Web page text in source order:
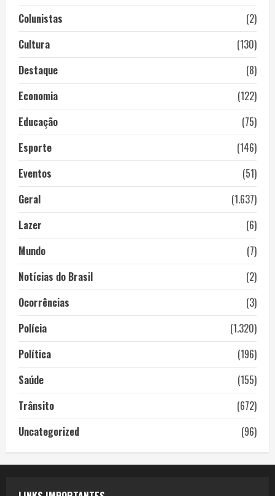
Colunistas
(2)
Cultura
(130)
Destaque
(8)
Economia
(122)
Educação
(75)
Esporte
(146)
Eventos
(51)
Geral
(1.637)
Lazer
(6)
Mundo
(7)
Notícias do Brasil
(2)
Ocorrências
(3)
Polícia
(1.320)
Política
(196)
Saúde
(155)
Trânsito
(672)
Uncategorized
(96)